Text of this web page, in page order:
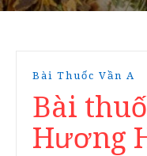
Bài Thuốc Vần A
Bài
Hương